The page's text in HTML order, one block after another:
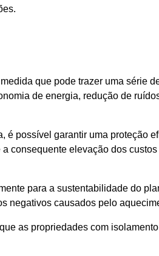
que pode trazer uma série
de energia, redução de
é possível garantir uma proteção
consequente elevação dos
para a sustentabilidade do
negativos causados pelo
as propriedades com